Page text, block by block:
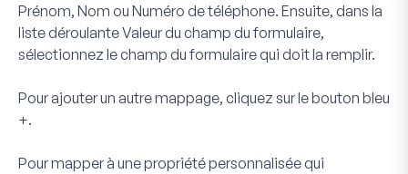
Prénom, Nom ou Numéro de téléphone. Ensuite, dans la
liste déroulanteValeur du champ du formulaire,
sélectionnez le champ du formulaire qui doit la remplir.
Pour ajouter un autre mappage, cliquez sur le bouton bleu
+.
Pour mapper à une propriété personnalisée qui